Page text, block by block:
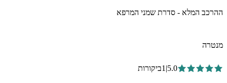
ההרכב המלא - סדרת שמני המרפא
מנטרה
5.0
|
1ביקורות